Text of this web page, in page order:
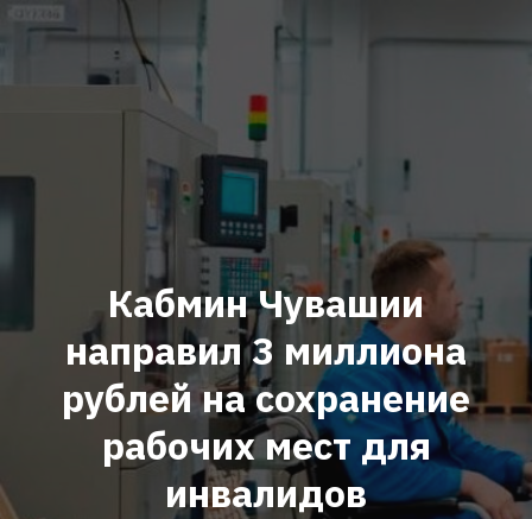
Кабмин Чувашии
направил 3 миллиона
рублей на сохранение
рабочих мест для
инвалидов